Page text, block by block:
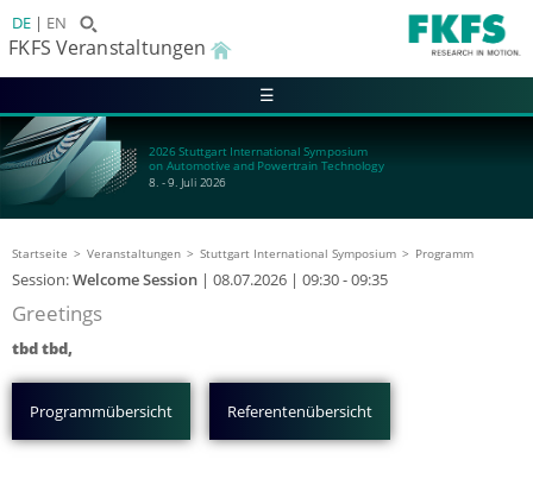
DE EN
FKFS Veranstaltungen
☰
2026 Stuttgart International Symposium
on Automotive and Powertrain Technology
8. - 9. Juli 2026
Startseite Veranstaltungen Stuttgart International Symposium Programm
Session:Welcome Session | 08.07.2026 | 09:30 - 09:35
Greetings
tbd tbd,
Programmübersicht Referentenübersicht